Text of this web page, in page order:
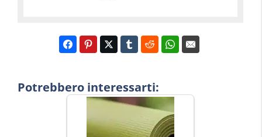
Potrebbero interessarti: